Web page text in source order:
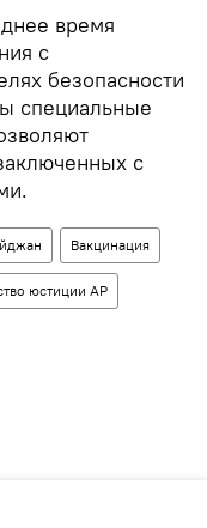
время
с
безопасности
специальные
с
Вакцинация
юстиции АР